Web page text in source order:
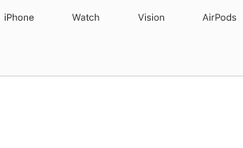
iPhone Watch Vision AirPods